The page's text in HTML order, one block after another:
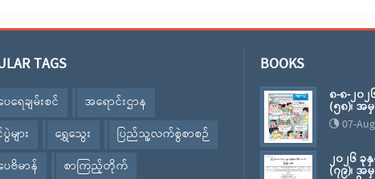
TAGS
ရေချမ်းစင်
အရောင်းဌာန
များ
ရွှေသွေး
ပြည်သူ့လက်စွဲစာစဉ်
ေဗိမာန်
စာကြည့်တိုက်
BOOKS
၈-၈-၂၀
(၅၈)၊
07-
၂၀၂၆
(၇၉)၊ အ